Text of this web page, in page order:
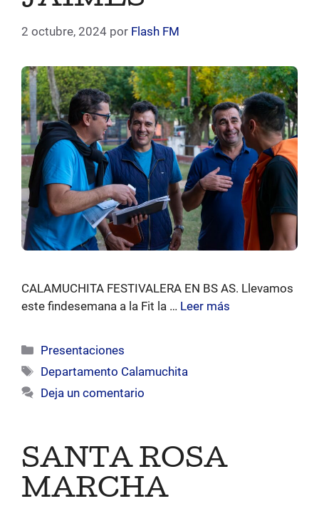
2 octubre, 2024 por Flash FM
CALAMUCHITA FESTIVALERA EN BS AS. Llevamos
este findesemana a la Fit la … Leer más
Categorías
Presentaciones
Etiquetas
Departamento Calamuchita
Deja un comentario
SANTA ROSA
MARCHA